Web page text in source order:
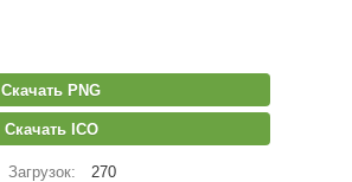
Скачать PNG
Скачать ICO
Загрузок: 270